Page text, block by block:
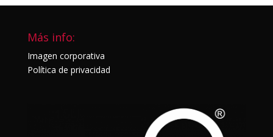
Más info:
Imagen corporativa
Política de privacidad